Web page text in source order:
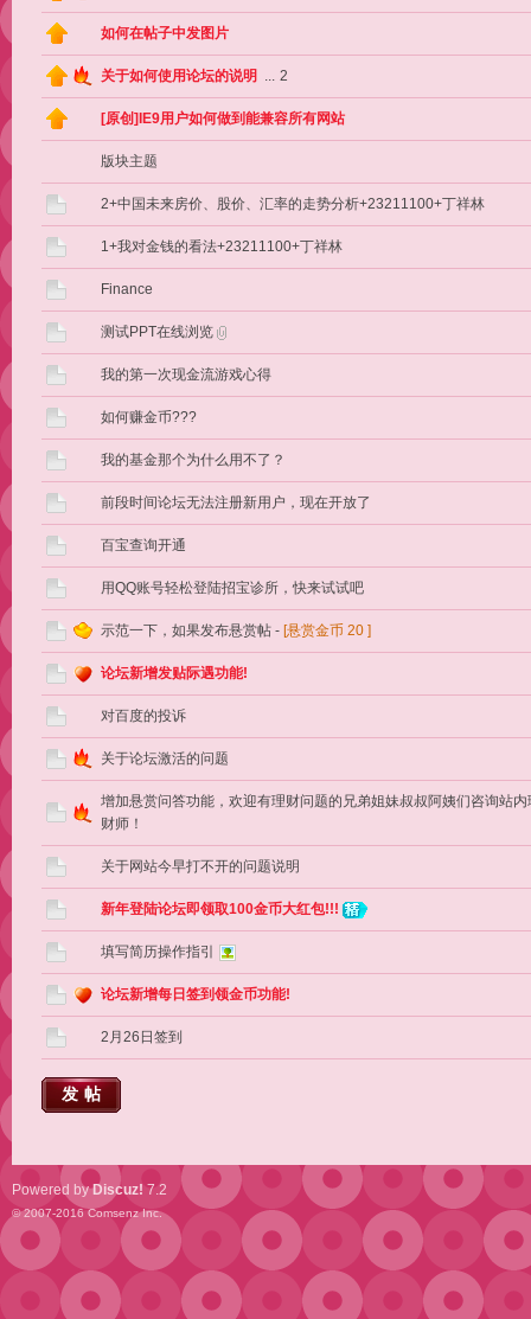
如何在帖子中发图片
关于如何使用论坛的说明 ... 2
[原创]IE9用户如何做到能兼容所有网站
版块主题
2+中国未来房价、股价、汇率的走势分析+23211100+丁祥林
1+我对金钱的看法+23211100+丁祥林
Finance
测试PPT在线浏览
我的第一次现金流游戏心得
如何赚金币???
我的基金那个为什么用不了？
前段时间论坛无法注册新用户，现在开放了
百宝查询开通
用QQ账号轻松登陆招宝诊所，快来试试吧
示范一下，如果发布悬赏帖 - [悬赏金币 20 ]
论坛新增发贴际遇功能!
对百度的投诉
关于论坛激活的问题
增加悬赏问答功能，欢迎有理财问题的兄弟姐妹叔叔阿姨们咨询站内
财师！
关于网站今早打不开的问题说明
新年登陆论坛即领取100金币大红包!!!
填写简历操作指引
论坛新增每日签到领金币功能!
2月26日签到
发帖
Powered byDiscuz! 7.2
© 2007-2016Comsenz Inc.